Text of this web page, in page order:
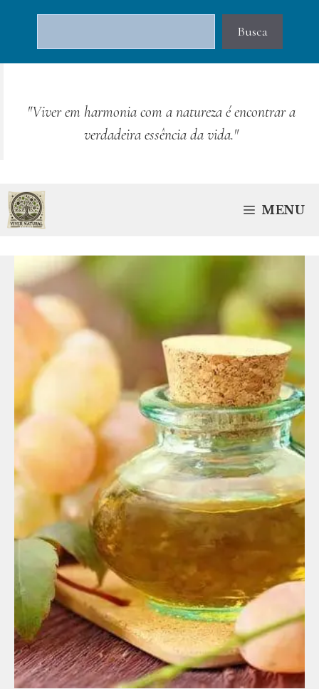
conteúdo
Busca
"Viver em harmonia com a natureza é encontrar a
verdadeira essência da vida."
MENU